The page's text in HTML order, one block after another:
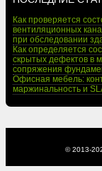
Как проверяется
вентиляционных
при обследовании
Как определяется
скрытых дефектов в
сопряжения
Офисная мебель:
маржинальность и
© 2013-